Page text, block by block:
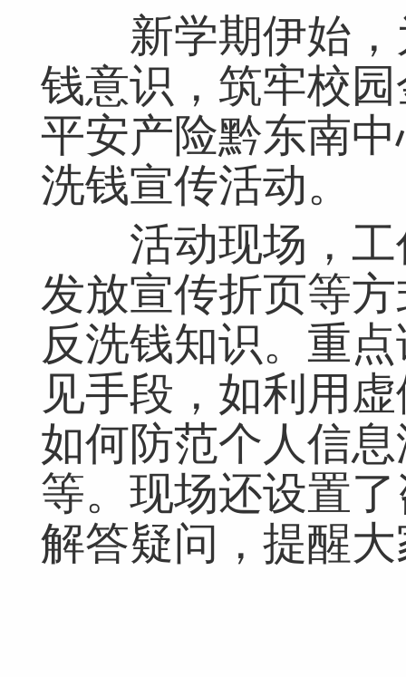
新学期伊始，
钱意识，筑牢校
平安产险黔东南
洗钱宣传活动。
活动现场，工
发放宣传折页等
反洗钱知识。重
见手段，如利用
如何防范个人信
等。现场还设置
解答疑问，提醒